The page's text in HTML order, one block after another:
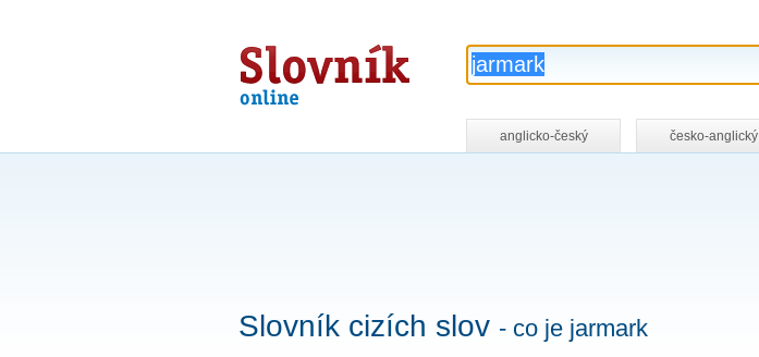
Slovník
online
anglicko-český česko-anglický
Slovník cizích slov - co je jarmark